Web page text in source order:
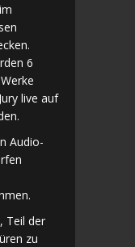
6
live auf
Audio-
Teil der
zu